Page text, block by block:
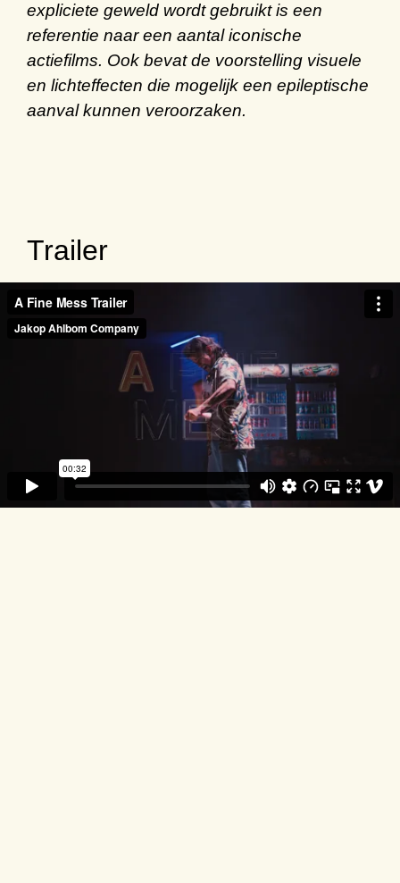
expliciete geweld wordt gebruikt is een
referentie naar een aantal iconische
actiefilms. Ook bevat de voorstelling visuele
en lichteffecten die mogelijk een epileptische
aanval kunnen veroorzaken.
Trailer